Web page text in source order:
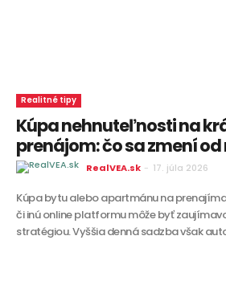
Realitné tipy
Kúpa nehnuteľnosti na
prenájom: čo sa zmení od
RealVEA.sk - 17. júla 2026
Kúpa bytu alebo apartmánu na
či inú online platformu môže byť
stratégiou. Vyššia denná sadzba však